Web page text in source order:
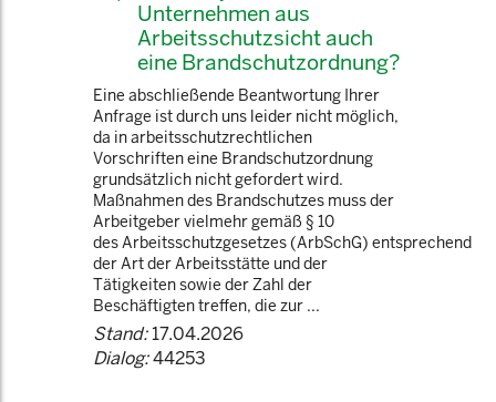
Unternehmen aus
Arbeitsschutzsicht auch
eine Brandschutzordnung?
Eine abschließende Beantwortung Ihrer
Anfrage ist durch uns leider nicht möglich,
da in arbeitsschutzrechtlichen
Vorschriften eine Brandschutzordnung
grundsätzlich nicht gefordert wird.
Maßnahmen des Brandschutzes muss der
Arbeitgeber vielmehr gemäß § 10
des Arbeitsschutzgesetzes (ArbSchG) entsprechend
der Art der Arbeitsstätte und der
Tätigkeiten sowie der Zahl der
Beschäftigten treffen, die zur ...
Stand:17.04.2026
Dialog:44253